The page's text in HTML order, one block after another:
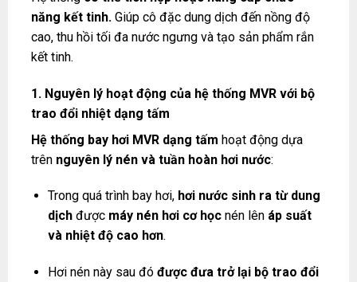
năng kết tinh. Giúp cô đặc dung dịch đến nồng độ
cao, thu hồi tối đa nước ngưng và tạo sản phẩm rắn
kết tinh.
1. Nguyên lý hoạt động của hệ thống MVR với bộ
trao đổi nhiệt dạng tấm
Hệ thống bay hơi MVR dạng tấm hoạt động dựa
trên nguyên lý nén và tuần hoàn hơi nước:
Trong quá trình bay hơi, hơi nước sinh ra từ dung
dịch được máy nén hơi cơ học nén lên áp suất
và nhiệt độ cao hơn.
Hơi nén này sau đóđược đưa trở lại bộ trao đổi